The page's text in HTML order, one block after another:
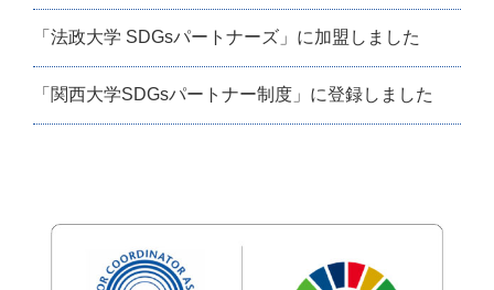
「法政大学 SDGsパートナーズ」に加盟しました
「関西大学SDGsパートナー制度」に登録しました